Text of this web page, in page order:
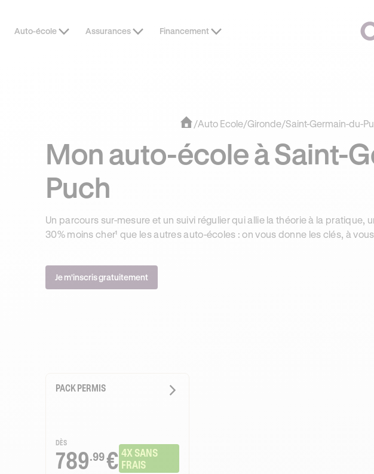
OFFRE EXCLUSIVE JUSQU’À 170€ OFFERTS AVEC
Auto-école Assurances Financement
/Auto Ecole/Gironde/Saint-Germain-du-
Mon auto-école à Saint-
Puch
Un parcours sur-mesure et un suivi régulier qui allie la théorie à la pratique,
30% moins cher¹ que les autres auto-écoles : on vous donne les clés, à
Je m'inscris gratuitement
PACK PERMIS
DÈS
789.99€ 4X SANS
FRAIS